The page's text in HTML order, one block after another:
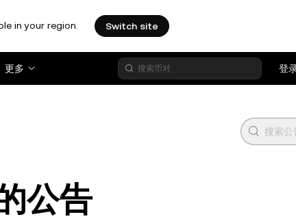
in your region. Switch site
更多 登
公告